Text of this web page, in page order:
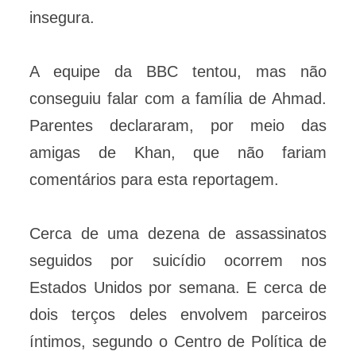
insegura.
A equipe da BBC tentou, mas não
conseguiu falar com a família de Ahmad.
Parentes declararam, por meio das
amigas de Khan, que não fariam
comentários para esta reportagem.
Cerca de uma dezena de assassinatos
seguidos por suicídio ocorrem nos
Estados Unidos por semana. E cerca de
dois terços deles envolvem parceiros
íntimos, segundo o Centro de Política de